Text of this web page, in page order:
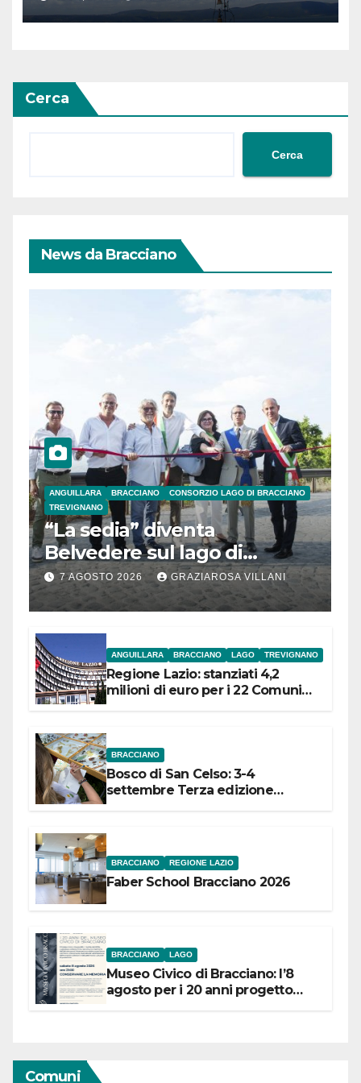
scelte politiche coraggiose”
Cerca
Cerca
News da Bracciano
ANGUILLARA BRACCIANO
CONSORZIO LAGO DI BRACCIANO
TREVIGNANO
“La sedia” diventa
Belvedere sul lago di
Bracciano: ieri
l’inaugurazione
7 AGOSTO 2026 GRAZIAROSA VILLANI
ANGUILLARA BRACCIANO LAGO TREVIGNANO
Regione Lazio: stanziati 4,2
milioni di euro per i 22 Comuni
BRACCIANO
Bosco di San Celso: 3-4
settembre Terza edizione
BRACCIANO REGIONE LAZIO
Faber School Bracciano 2026
BRACCIANO LAGO
Museo Civico di Bracciano: l’8
agosto per i 20 anni progetto
Comuni